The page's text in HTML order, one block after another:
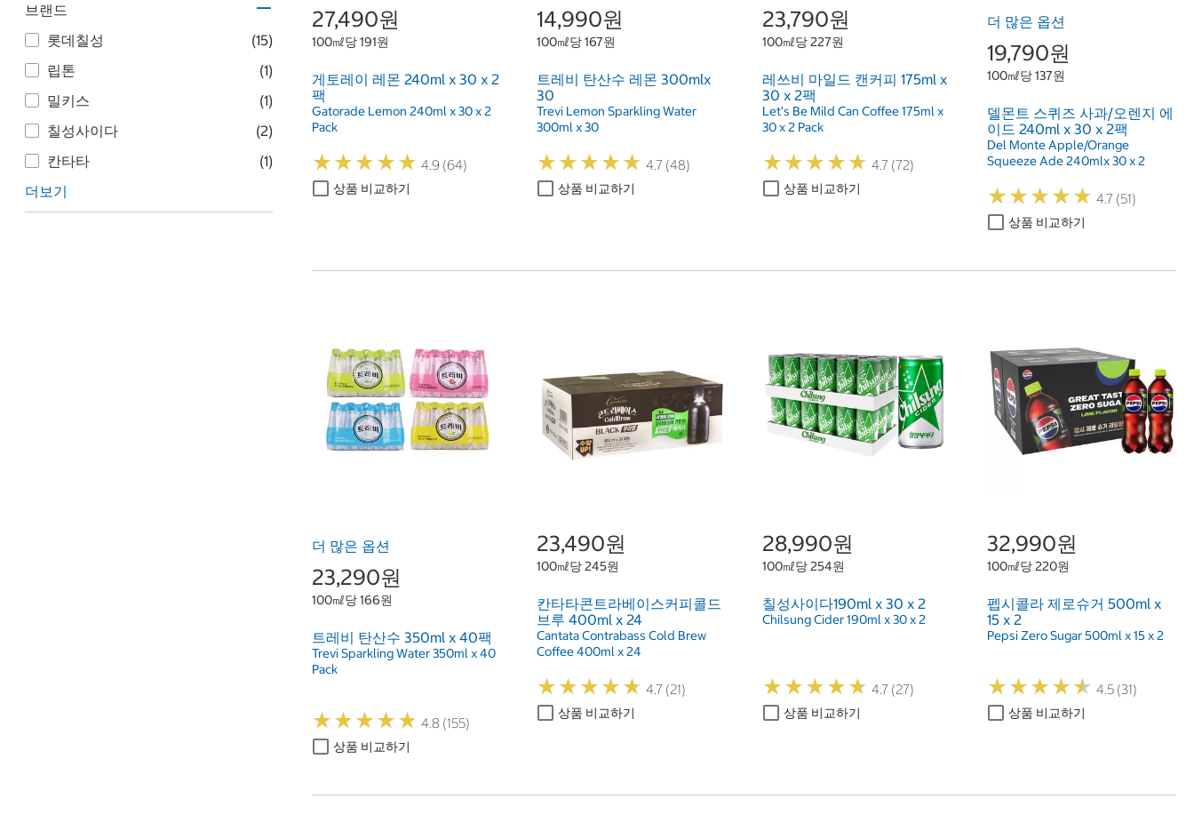
브랜드
롯데칠성
(15)
립톤
(1)
밀키스
(1)
칠성사이다
(2)
칸타타
(1)
더보기
27,490원
100㎖당 191원
게토레이 레몬 240ml x 30 x 2
팩
Gatorade Lemon 240ml x 30 x 2
Pack
★★★★★
★★★★★ 4.9 (64)
상품 비교하기
14,990원
100㎖당 167원
트레비 탄산수 레몬 300mlx
30
Trevi Lemon Sparkling Water
300ml x 30
★★★★★
★★★★★ 4.7 (48)
상품 비교하기
23,790원
100㎖당 227원
레쓰비 마일드 캔커피 175ml x
30 x 2팩
Let's Be Mild Can Coffee 175ml x
30 x 2 Pack
★★★★★
★★★★★ 4.7 (72)
상품 비교하기
더 많은 옵션
19,790원
100㎖당 137원
델몬트 스퀴즈 사과/오렌지 에
이드 240ml x 30 x 2팩
Del Monte Apple/Orange
Squeeze Ade 240mlx 30 x 2
★★★★★
★★★★★ 4.7 (51)
상품 비교하기
더 많은 옵션
23,290원
100㎖당 166원
트레비 탄산수 350ml x 40팩
Trevi Sparkling Water 350ml x 40
Pack
★★★★★
★★★★★ 4.8 (155)
상품 비교하기
23,490원
100㎖당 245원
칸타타콘트라베이스커피콜드
브루 400ml x 24
Cantata Contrabass Cold Brew
Coffee 400ml x 24
★★★★★
★★★★★ 4.7 (21)
상품 비교하기
28,990원
100㎖당 254원
칠성사이다190ml x 30 x 2
Chilsung Cider 190ml x 30 x 2
★★★★★
★★★★★ 4.7 (27)
상품 비교하기
32,990원
100㎖당 220원
펩시콜라 제로슈거 500ml x
15 x 2
Pepsi Zero Sugar 500ml x 15 x 2
★★★★★
★★★★★ 4.5 (31)
상품 비교하기